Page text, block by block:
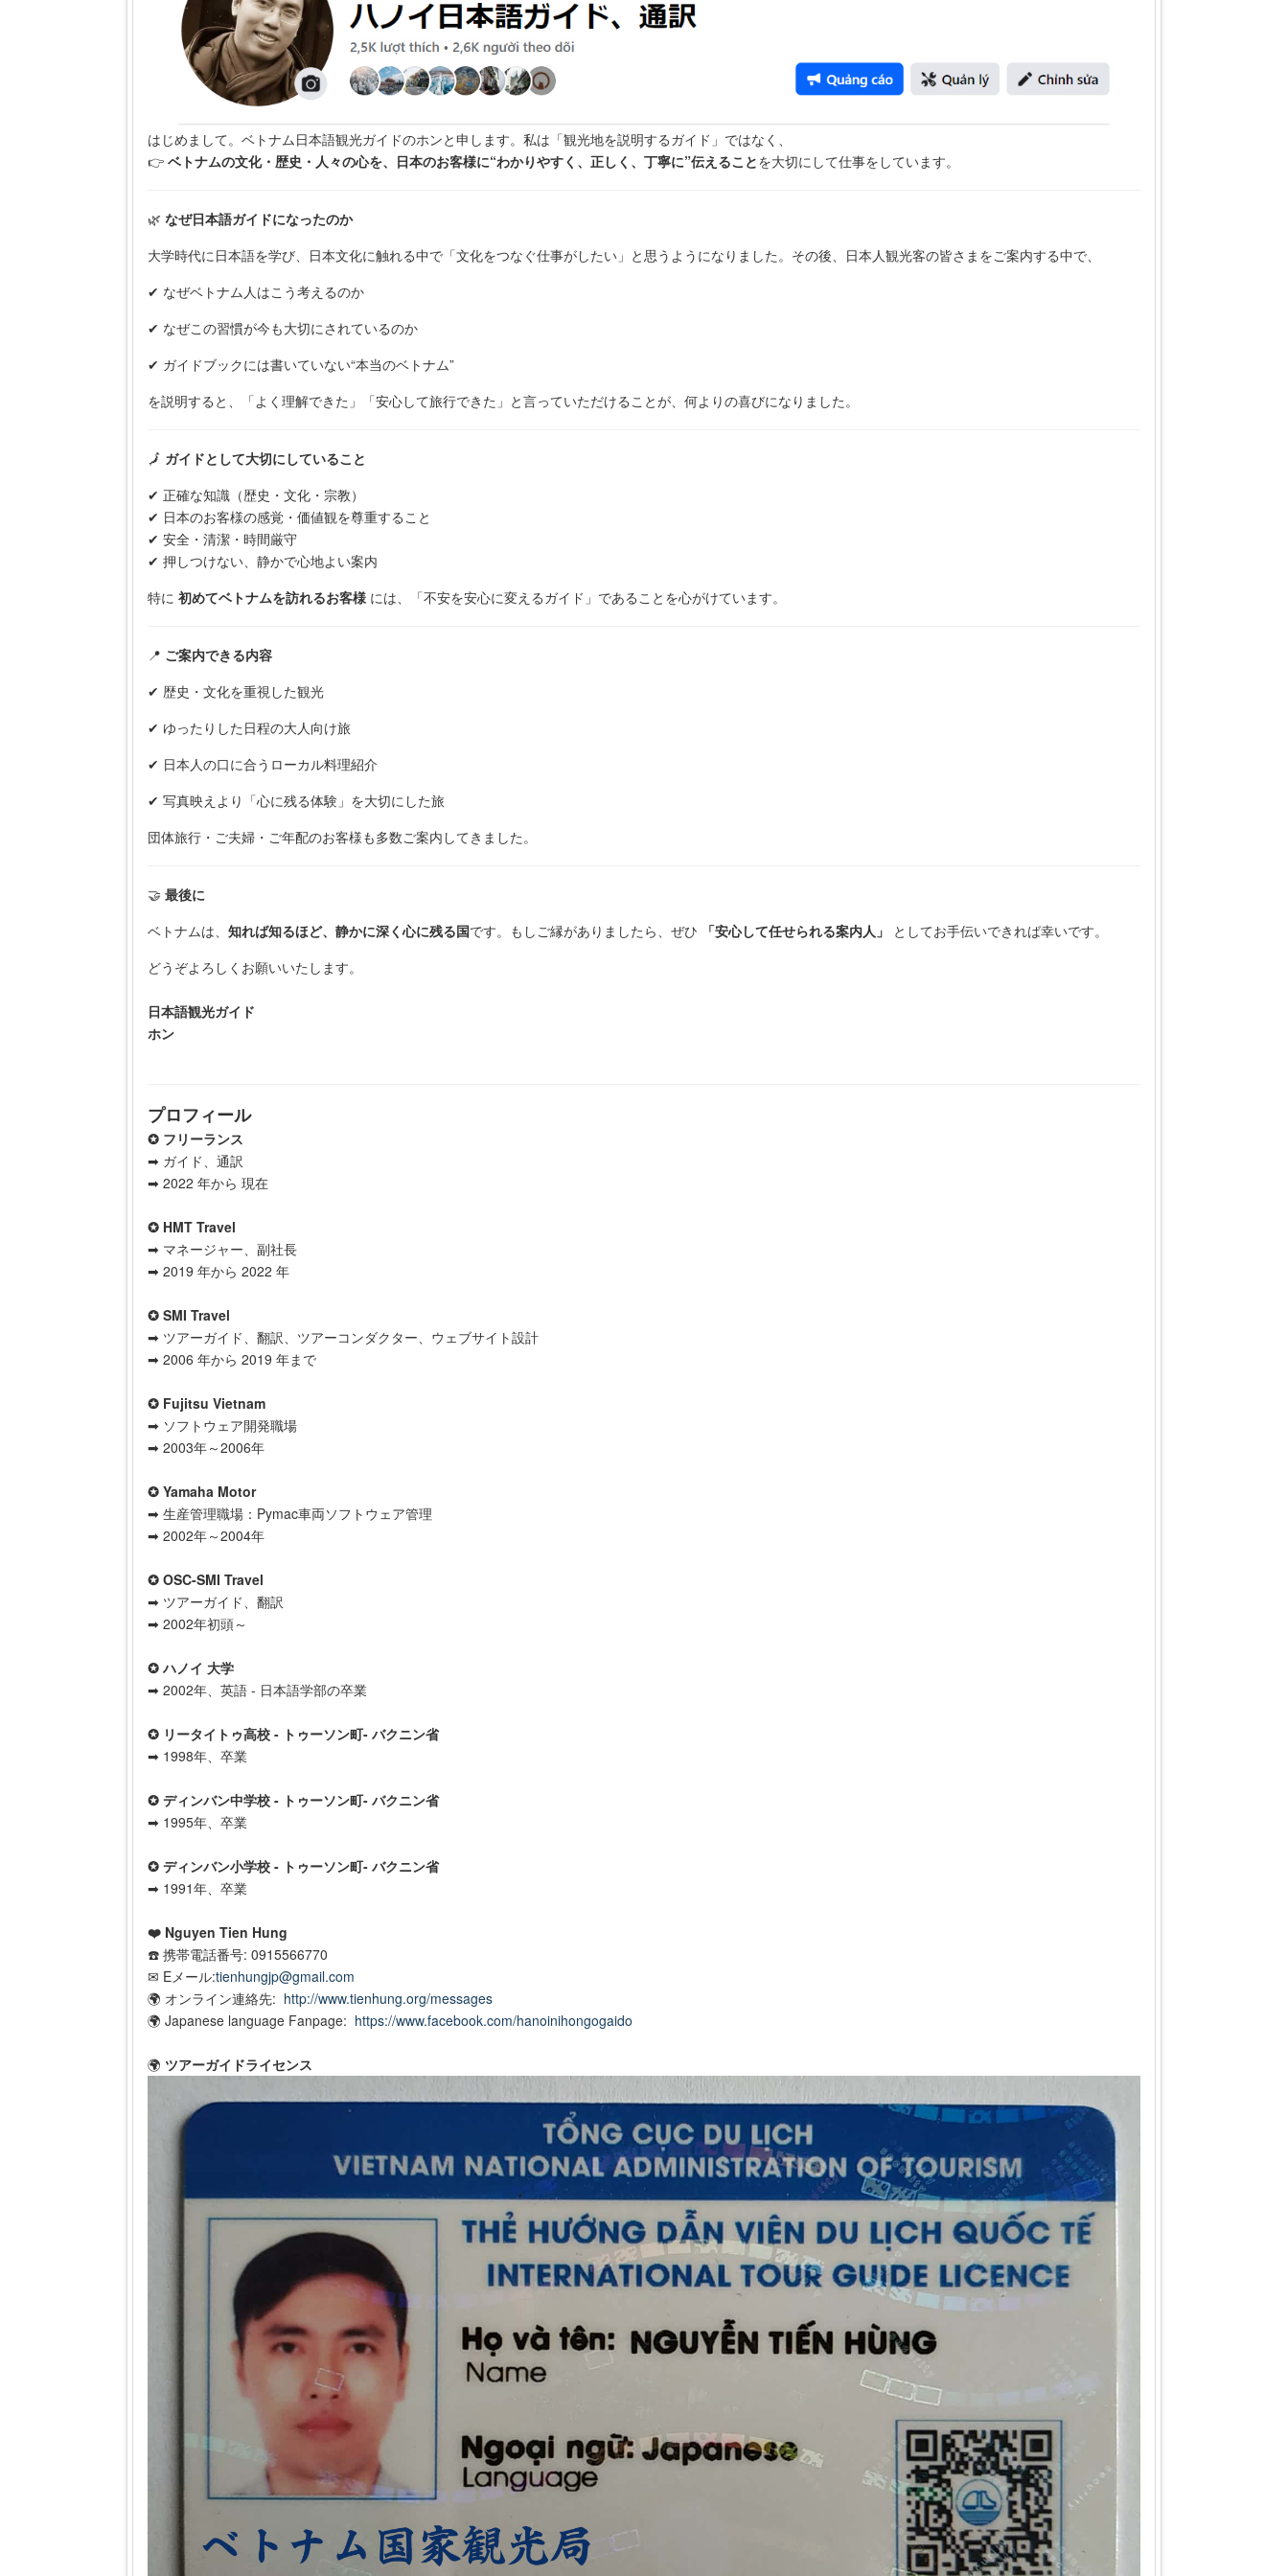
はじめまして。ベトナム日本語観光ガイドのホンと申します。私は「観光地を説明するガイド」ではなく、
👉 ベトナムの文化・歴史・人々の心を、日本のお客様に“わかりやすく、正しく、丁寧に”伝えることを大切にして仕事をしています。
🌿 なぜ日本語ガイドになったのか
大学時代に日本語を学び、日本文化に触れる中で「文化をつなぐ仕事がしたい」と思うようになりました。その後、日本人観光客の皆さまをご案内する中で、
✔ なぜベトナム人はこう考えるのか
✔ なぜこの習慣が今も大切にされているのか
✔ ガイドブックには書いていない“本当のベトナム”
を説明すると、「よく理解できた」「安心して旅行できた」と言っていただけることが、何よりの喜びになりました。
🗾 ガイドとして大切にしていること
✔ 正確な知識（歴史・文化・宗教）
✔ 日本のお客様の感覚・価値観を尊重すること
✔ 安全・清潔・時間厳守
✔ 押しつけない、静かで心地よい案内
特に 初めてベトナムを訪れるお客様 には、「不安を安心に変えるガイド」であることを心がけています。
📍 ご案内できる内容
✔ 歴史・文化を重視した観光
✔ ゆったりした日程の大人向け旅
✔ 日本人の口に合うローカル料理紹介
✔ 写真映えより「心に残る体験」を大切にした旅
団体旅行・ご夫婦・ご年配のお客様も多数ご案内してきました。
🤝 最後に
ベトナムは、 知れば知るほど、静かに深く心に残る国です。もしご縁がありましたら、ぜひ 「安心して任せられる案内人」
としてお手伝いできれば幸いです。
どうぞよろしくお願いいたします。
日本語観光ガイド
ホン
プロフィール
✪ フリーランス
➡ ガイド、通訳
➡ 2022 年から 現在
✪ HMT Travel
➡ マネージャー、副社長
➡ 2019 年から 2022 年
✪ SMI Travel
➡ ツアーガイド、翻訳、ツアーコンダクター、ウェブサイト設計
➡ 2006 年から 2019 年まで
✪ Fujitsu Vietnam
➡ ソフトウェア開発職場
➡ 2003年～2006年
✪ Yamaha Motor
➡ 生産管理職場：Pymac車両ソフトウェア管理
➡ 2002年～2004年
✪ OSC-SMI Travel
➡ ツアーガイド、翻訳
➡ 2002年初頭～
✪ ハノイ 大学
➡ 2002年、英語 - 日本語学部の卒業
✪ リータイトゥ高校 - トゥーソン町- バクニン省
➡ 1998年、卒業
✪ ディンバン中学校 - トゥーソン町- バクニン省
➡ 1995年、卒業
✪ ディンバン小学校 - トゥーソン町- バクニン省
➡ 1991年、卒業
❤️ Nguyen Tien Hung
☎️ 携帯電話番号: 0915566770
✉ Eメール:tienhungjp@gmail.com
🌍 オンライン連絡先: http://www.tienhung.org/messages
🌍 Japanese language Fanpage: https://www.facebook.com/hanoinihongogaido
🌍 ツアーガイドライセンス